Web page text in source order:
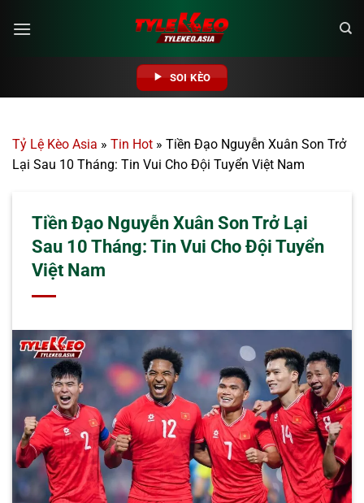
qua
SOI KÈO
Tỷ Lệ Kèo Asia » Tin Hot » Tiền Đạo Nguyễn Xuân Son Trở
Lại Sau 10 Tháng: Tin Vui Cho Đội Tuyển Việt Nam
Tiền Đạo Nguyễn Xuân Son Trở Lại
Sau 10 Tháng: Tin Vui Cho Đội Tuyển
Việt Nam